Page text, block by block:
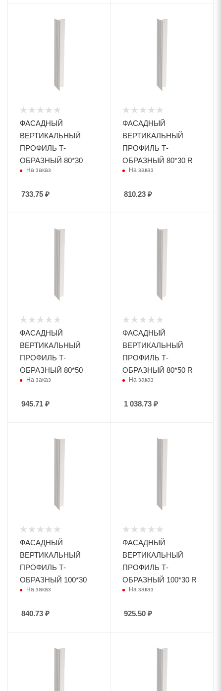
ФАСАДНЫЙ
ВЕРТИКАЛЬНЫЙ
ПРОФИЛЬ Т-
ОБРАЗНЫЙ 80*30
На заказ
733.75 ₽
ФАСАДНЫЙ
ВЕРТИКАЛЬНЫЙ
ПРОФИЛЬ Т-
ОБРАЗНЫЙ 80*30 R
На заказ
810.23 ₽
ФАСАДНЫЙ
ВЕРТИКАЛЬНЫЙ
ПРОФИЛЬ Т-
ОБРАЗНЫЙ 80*50
На заказ
945.71 ₽
ФАСАДНЫЙ
ВЕРТИКАЛЬНЫЙ
ПРОФИЛЬ Т-
ОБРАЗНЫЙ 80*50 R
На заказ
1 038.73 ₽
ФАСАДНЫЙ
ВЕРТИКАЛЬНЫЙ
ПРОФИЛЬ Т-
ОБРАЗНЫЙ 100*30
На заказ
840.73 ₽
ФАСАДНЫЙ
ВЕРТИКАЛЬНЫЙ
ПРОФИЛЬ Т-
ОБРАЗНЫЙ 100*30 R
На заказ
925.50 ₽